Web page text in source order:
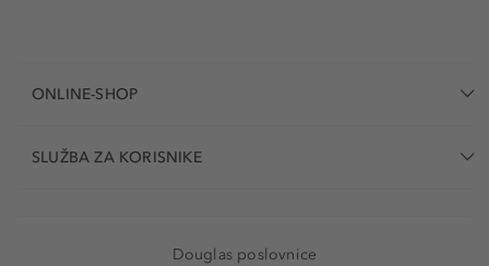
ONLINE-SHOP
SLUŽBA ZA KORISNIKE
Douglas poslovnice